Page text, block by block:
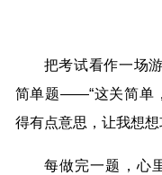
把考试看作一场
简单题——“这关简单
得有点意思，让我想想
每做完一题，心